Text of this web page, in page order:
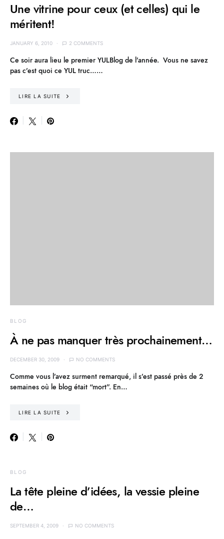
Une vitrine pour ceux (et celles) qui le
méritent!
JANUARY 6, 2010 2 COMMENTS
Ce soir aura lieu le premier YULBlog de l’année. Vous ne savez
pas c’est quoi ce YUL truc……
LIRE LA SUITE
BLOG
À ne pas manquer très prochainement…
DECEMBER 30, 2009 NO COMMENTS
Comme vous l’avez surment remarqué, il s’est passé près de 2
semaines où le blog était “mort”. En…
LIRE LA SUITE
BLOG
La tête pleine d’idées, la vessie pleine
de…
SEPTEMBER 4, 2009 NO COMMENTS